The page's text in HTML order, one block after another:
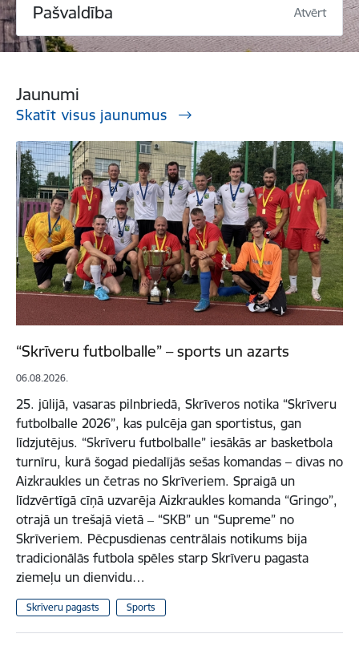
Pašvaldība Atvērt
Jaunumi
Skatīt visus jaunumus
“Skrīveru futbolballe” – sports un azarts
06.08.2026.
25. jūlijā, vasaras pilnbriedā, Skrīveros notika “Skrīveru
futbolballe 2026”, kas pulcēja gan sportistus, gan
līdzjutējus. “Skrīveru futbolballe” iesākās ar basketbola
turnīru, kurā šogad piedalījās sešas komandas – divas no
Aizkraukles un četras no Skrīveriem. Spraigā un
līdzvērtīgā cīņā uzvarēja Aizkraukles komanda “Gringo”,
otrajā un trešajā vietā ‒ “SKB” un “Supreme” no
Skrīveriem. Pēcpusdienas centrālais notikums bija
tradicionālās futbola spēles starp Skrīveru pagasta
ziemeļu un dienvidu…
Skrīveru pagasts Sports